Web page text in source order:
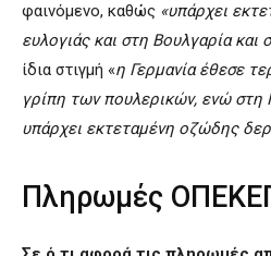
φαινόμενο, καθώς «υπάρχει
ευλογιάς και στη Βουλγαρία και
ίδια στιγμή «η Γερμανία έθεσε
γρίπη των πουλερικών, ενώ στη
υπάρχει εκτεταμένη οζώδης
Πληρωμές